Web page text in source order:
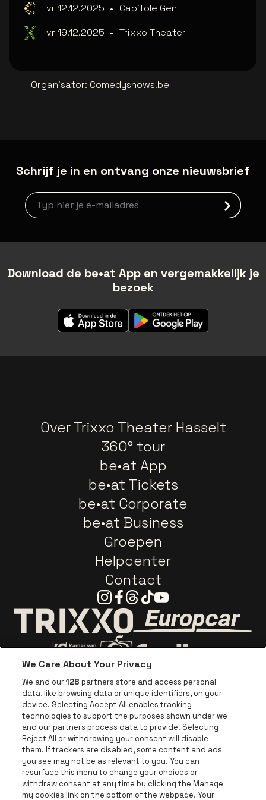
vr 12.12.2025 • Capitole Gent
vr 19.12.2025 • Trixxo Theater
Organisator: Comedyshows.be
Schrijf je in en ontvang onze nieuwsbrief
Nieuwsbrief aanmelding
Download de be•at App en vergemakkelijk je
bezoek
Over Trixxo Theater Hasselt
360° tour
be•at App
be•at Tickets
be•at Corporate
be•at Business
Groepen
Helpcenter
Contact
Instagram
Facebook
Threads
TiktokYoutube
Ga naar de website van Trixxo
Ga naar de website van Voka Limburg
Ga naar de website
Ga naar de website van Coca-Cola
Ga naar de website van
Ga naar de
Ga naar de website van Champagne
Ga naar de website
Ga naar de website van Het logo
Ga naar de
We Care About Your Privacy
We and our128 partners store and access personal
data, like browsing data or unique identifiers, on your
device. Selecting Accept All enables tracking
technologies to support the purposes shown under we
and our partners process data to provide. Selecting
Reject All or withdrawing your consent will disable
them. If trackers are disabled, some content and ads
you see may not be as relevant to you. You can
resurface this menu to change your choices or
withdraw consent at any time by clicking the Manage
my cookies link on the bottom of the webpage. Your